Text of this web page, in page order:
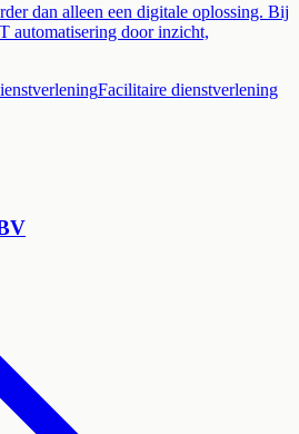
dan alleen een digitale oplossing. Bij
automatisering door inzicht,
Facilitaire dienstverlening